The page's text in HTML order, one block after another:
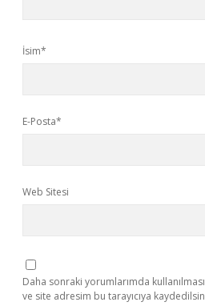
İsim*
E-Posta*
Web Sitesi
Daha sonraki yorumlarımda
ve site adresim bu tarayıcıya